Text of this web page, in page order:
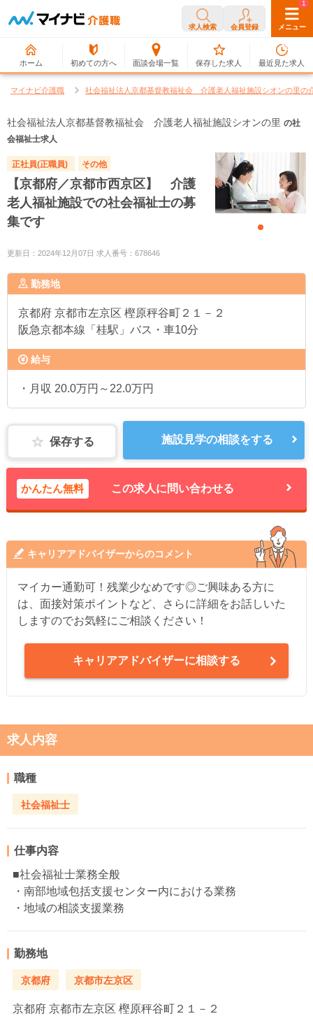
求人検索 会員登録 メニュー
ホーム 初めての方へ 面談会場一覧
0
保存した求人
1
最近見た求人
マイナビ介護職 社会福祉法人京都基督教福祉会 介護老人福祉施設シオンの里の
社会福祉法人京都基督教福祉会 介護老人福祉施設シオンの里 の社
会福祉士求人
正社員(正職員) その他
【京都府／京都市西京区】 介護
老人福祉施設での社会福祉士の募
集です
更新日：2024年12月07日 求人番号：678646
勤務地
京都府 京都市左京区 樫原秤谷町２１－２
阪急京都本線「桂駅」バス・車10分
給与
・月収 20.0万円～22.0万円
保存する 施設見学の相談をする
かんたん無料 この求人に問い合わせる
キャリアアドバイザーからのコメント
マイカー通勤可！残業少なめです◎ご興味ある方に
は、面接対策ポイントなど、さらに詳細をお話しいた
しますのでお気軽にご相談ください！
キャリアアドバイザーに相談する
求人内容
職種
社会福祉士
仕事内容
■社会福祉士業務全般
・南部地域包括支援センター内における業務
・地域の相談支援業務
勤務地
京都府 京都市左京区
京都府 京都市左京区 樫原秤谷町２１－２